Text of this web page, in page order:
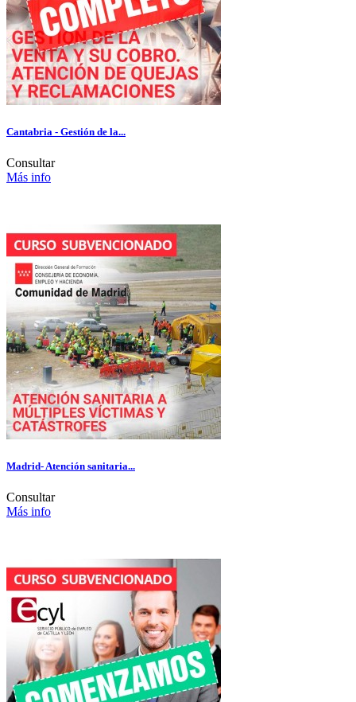
Cantabria - Gestión de la...
Consultar
Más info
Madrid- Atención sanitaria...
Consultar
Más info